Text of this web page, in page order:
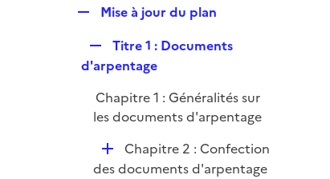
r
p
l
e
r
Mise à jour du plan
e
l
i
e
r
Titre 1 : Documents
d'arpentage
Chapitre 1 : Généralités sur
les documents d'arpentage
D
é
Chapitre 2 : Confection
des documents d'arpentage